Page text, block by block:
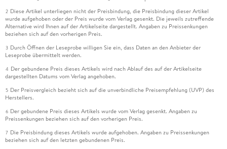
2 Diese Artikel unterliegen nicht der Preisbindung, die Preisbindung dieser Artikel
wurde aufgehoben oder der Preis wurde vom Verlag gesenkt. Die jeweils zutreffende
Alternative wird Ihnen auf der Artikelseite dargestellt. Angaben zu Preissenkungen
beziehen sich auf den vorherigen Preis.
3 Durch Öffnen der Leseprobe willigen Sie ein, dass Daten an den Anbieter der
Leseprobe übermittelt werden.
4 Der gebundene Preis dieses Artikels wird nach Ablauf des auf der Artikelseite
dargestellten Datums vom Verlag angehoben.
5 Der Preisvergleich bezieht sich auf die unverbindliche Preisempfehlung (UVP) des
Herstellers.
6 Der gebundene Preis dieses Artikels wurde vom Verlag gesenkt. Angaben zu
Preissenkungen beziehen sich auf den vorherigen Preis.
7 Die Preisbindung dieses Artikels wurde aufgehoben. Angaben zu Preissenkungen
beziehen sich auf den letzten gebundenen Preis.